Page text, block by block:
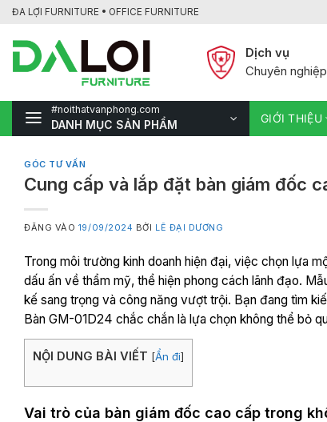
Bỏ
nội
dung
ĐA LỢI FURNITURE • OFFICE FURNITURE
Dịch vụ
Chuyên nghiệp
#noithatvanphong.com
DANH MỤC SẢN PHẨM GIỚI THIỆU
GÓC TƯ VẤN
Cung cấp và lắp đặt bàn giám đốc
ĐĂNG VÀO 19/09/2024 BỞI LÊ ĐẠI DƯƠNG
Trong môi trường kinh doanh hiện đại, việc chọn lựa
dấu ấn về thẩm mỹ, thể hiện phong cách lãnh đạo.
kế sang trọng và công năng vượt trội. Bạn đang tìm
Bàn GM-01D24 chắc chắn là lựa chọn không thể bỏ
NỘI DUNG BÀI VIẾT [Ẩn đi]
Vai trò của bàn giám đốc cao cấp trong